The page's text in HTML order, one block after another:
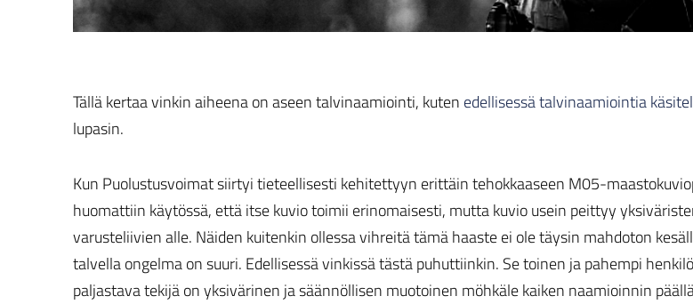
Tällä kertaa vinkin aiheena on aseen talvinaamiointi, kuten edellisessä talvinaamiointia
lupasin.
Kun Puolustusvoimat siirtyi tieteellisesti kehitettyyn erittäin tehokkaaseen M05-
huomattiin käytössä, että itse kuvio toimii erinomaisesti, mutta kuvio usein peittyy
varusteliivien alle. Näiden kuitenkin ollessa vihreitä tämä haaste ei ole täysin mahdoton
talvella ongelma on suuri. Edellisessä vinkissä tästä puhuttiinkin. Se toinen ja pahempi
paljastava tekijä on yksivärinen ja säännöllisen muotoinen möhkäle kaiken naamioinnin